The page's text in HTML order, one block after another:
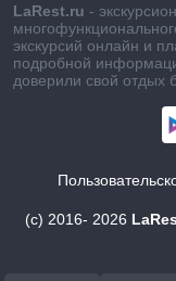
LaRest.ru -
экскурсий онлайн и
подробной
доверили свой отдых
(c) 2016- 2026